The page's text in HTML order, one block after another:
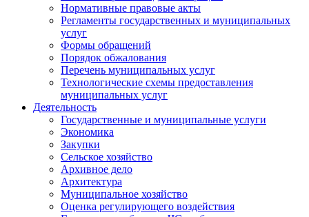
Нормативные правовые акты
Регламенты государственных и муниципальных
услуг
Формы обращений
Порядок обжалования
Перечень муниципальных услуг
Технологические схемы предоставления
муниципальных услуг
Деятельность
Государственные и муниципальные услуги
Экономика
Закупки
Сельское хозяйство
Архивное дело
Архитектура
Муниципальное хозяйство
Оценка регулирующего воздействия